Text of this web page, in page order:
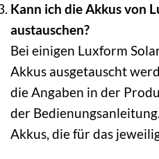
Kann ich die Akkus von
austauschen?
Bei einigen Luxform
Akkus ausgetauscht
die Angaben in der
der
Akkus, die für das